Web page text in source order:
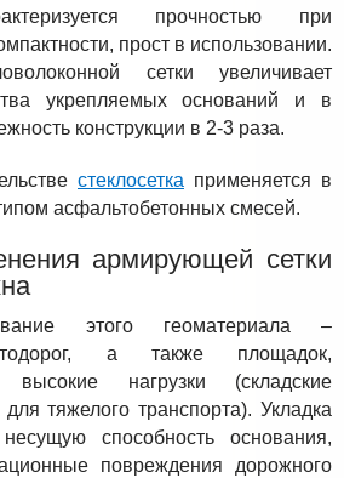
прочностью при
прост в использовании.
сетки увеличивает
укрепляемых оснований и в
конструкции в 2-3 раза.
стеклосетка применяется в
асфальтобетонных смесей.
армирующей сетки
этого геоматериала –
а также площадок,
нагрузки (складские
тяжелого транспорта). Укладка
способность основания,
повреждения дорожного